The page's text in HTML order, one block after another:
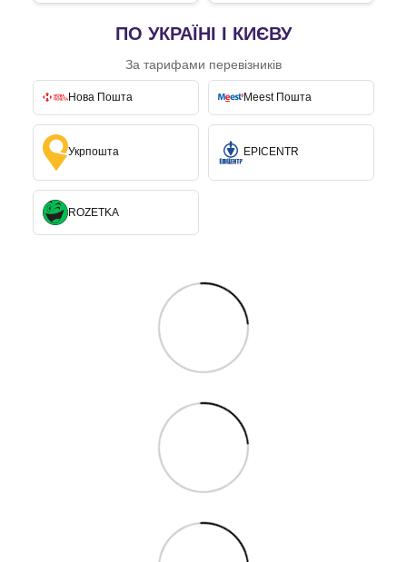
ПО УКРАЇНІ І КИЄВУ
За тарифами перевізників
Нова Пошта Meest Пошта
Укрпошта EPICENTR
ROZETKA